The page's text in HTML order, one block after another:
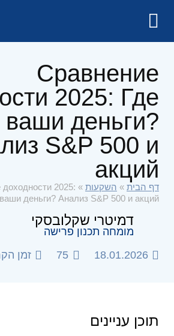
Сравнение
2025: Где
ваши деньги?
S&P 500 и
акций
דף הבית » השקעות »
2025:
деньги? Анализ S&P 500 и акций
דמיטרי שקלובסקי
מומחה תכנון פרישה
18.01.2026
75 זמן
תוכן עניינים